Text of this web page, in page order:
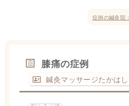
症例の鍼灸院：
膝痛の症例
鍼灸マッサージたかはし